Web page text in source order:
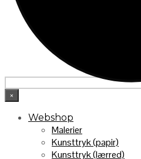
×
Webshop
Malerier
Kunsttryk (papir)
Kunsttryk (lærred)